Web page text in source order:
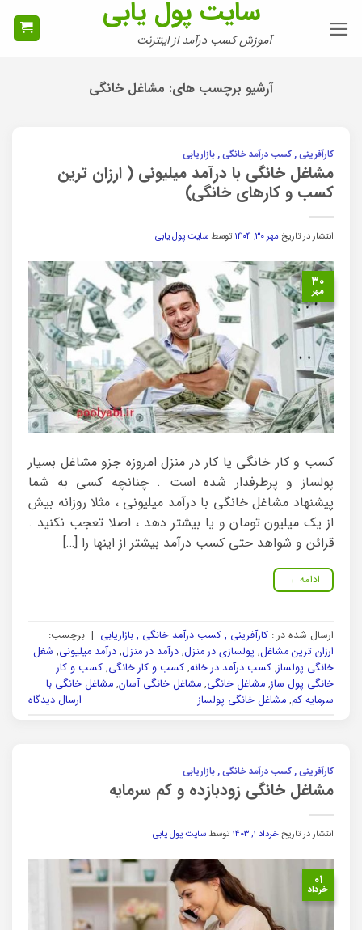
سایت پول یابی
آموزش کسب درآمد از اینترنت
آرشیو برچسب های: مشاغل خانگی
کارآفرینی , کسب درآمد خانگی , بازاریابی
مشاغل خانگی با درآمد میلیونی ( ارزان ترین
کسب و کارهای خانگی)
انتشار در تاریخ مهر ۳۰, ۱۴۰۴ توسط سایت پول یابی
۳۰
مهر
کسب و کار خانگی یا کار در منزل امروزه جزو مشاغل بسیار
پولساز و پرطرفدار شده است . چنانچه کسی به شما
پیشنهاد مشاغل خانگی با درآمد میلیونی ، مثلا روزانه بیش
از یک میلیون تومان و یا بیشتر دهد ، اصلا تعجب نکنید .
قرائن و شواهد حتی کسب درآمد بیشتر از اینها را […]
ادامه →
ارسال شده در : کارآفرینی , کسب درآمد خانگی , بازاریابی | برچسب:
ارزان ترین مشاغل, پولسازی در منزل, درآمد در منزل, درآمد میلیونی, شغل
خانگی پولساز, کسب درآمد در خانه, کسب و کار خانگی, کسب و کار
خانگی پول ساز, مشاغل خانگی, مشاغل خانگی آسان, مشاغل خانگی با
سرمایه کم, مشاغل خانگی پولساز ارسال دیدگاه
کارآفرینی , کسب درآمد خانگی , بازاریابی
مشاغل خانگی زودبازده و کم سرمایه
انتشار در تاریخخرداد ۱, ۱۴۰۳ توسط سایت پول یابی
۰۱
خرداد